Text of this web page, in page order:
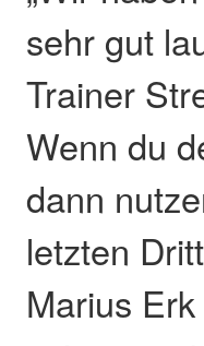
sehr gut
Trainer
Wenn du
dann
letzten
Marius